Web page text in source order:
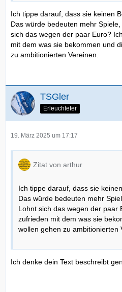
Ich tippe darauf, dass sie keinen
Das würde bedeuten mehr
sich das wegen der paar Euro?
mit dem was sie bekommen und
zu ambitionierten Vereinen.
TSGler
Erleuchteter
19. März 2025 um 17:17
Zitat von arthur
Ich tippe darauf, dass sie
Das würde bedeuten mehr
Lohnt sich das wegen der paar
zufrieden mit dem was sie
wollen gehen zu ambitionierten
Ich denke dein Text beschreibt